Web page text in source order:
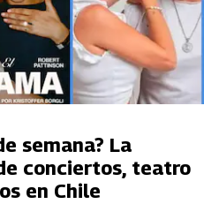
semana? La
conciertos, teatro
en Chile